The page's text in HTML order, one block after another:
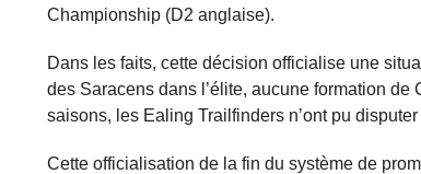
Championship (D2 anglaise).
Dans les faits, cette décision officialise une
des Saracens dans l’élite, aucune formation
saisons, les Ealing Trailfinders n’ont pu
Cette officialisation de la fin du système de